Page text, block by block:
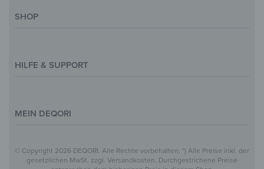
SHOP
Motive & Themenwelt
HILFE & SUPPORT
Hilfe & FAQ
Vertrag widerrufen
MEIN DEQORI
Über Uns
Datenschutz
© Copyright 2026 DEQORI. Alle Rechte vorbehalten. *) Alle Preise inkl. der
gesetzlichen MwSt. zzgl. Versandkosten. Durchgestrichene Preise